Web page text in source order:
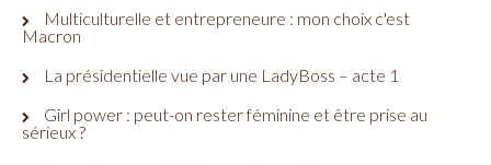
Multiculturelle et entrepreneure : mon choix c'est
Macron
La présidentielle vue par une LadyBoss – acte 1
Girl power : peut-on rester féminine et être prise au
sérieux ?